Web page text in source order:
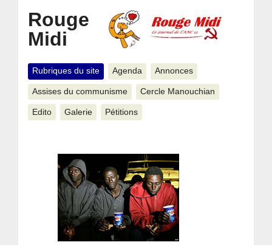
Rouge
Midi
Rubriques du site Agenda Annonces
Assises du communisme Cercle Manouchian
Edito Galerie Pétitions